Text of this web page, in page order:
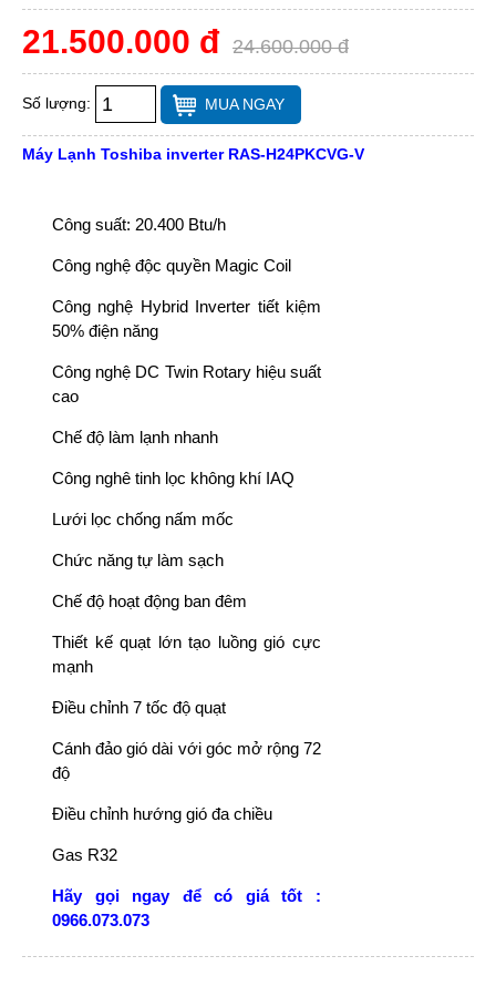
21.500.000 đ 24.600.000 đ
Số lượng: MUA NGAY
Máy Lạnh Toshiba inverter RAS-H24PKCVG-V
Công suất: 20.400 Btu/h
Công nghệ độc quyền Magic Coil
Công nghệ Hybrid Inverter tiết kiệm
50% điện năng
Công nghệ DC Twin Rotary hiệu suất
cao
Chế độ làm lạnh nhanh
Công nghê tinh lọc không khí IAQ
Lưới lọc chống nấm mốc
Chức năng tự làm sạch
Chế độ hoạt động ban đêm
Thiết kế quạt lớn tạo luồng gió cực
mạnh
Điều chỉnh 7 tốc độ quạt
Cánh đảo gió dài với góc mở rộng 72
độ
Điều chỉnh hướng gió đa chiều
Gas R32
Hãy gọi ngay để có giá tốt :
0966.073.073